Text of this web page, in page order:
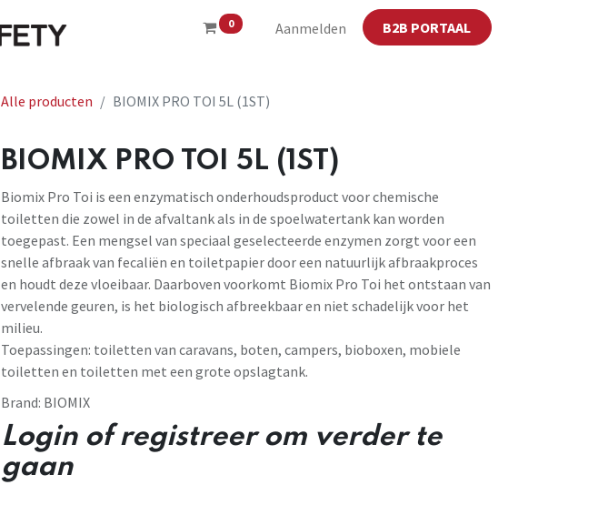
0 Aanmelden B2B PORTAAL
Alle producten BIOMIX PRO TOI 5L (1ST)
BIOMIX PRO TOI 5L (1ST)
Biomix Pro Toi is een enzymatisch onderhoudsproduct voor chemische
toiletten die zowel in de afvaltank als in de spoelwatertank kan worden
toegepast. Een mengsel van speciaal geselecteerde enzymen zorgt voor een
snelle afbraak van fecaliën en toiletpapier door een natuurlijk afbraakproces
en houdt deze vloeibaar. Daarboven voorkomt Biomix Pro Toi het ontstaan van
vervelende geuren, is het biologisch afbreekbaar en niet schadelijk voor het
milieu.
Toepassingen: toiletten van caravans, boten, campers, bioboxen, mobiele
toiletten en toiletten met een grote opslagtank.
Brand: BIOMIX
Login of registreer om verder te
gaan